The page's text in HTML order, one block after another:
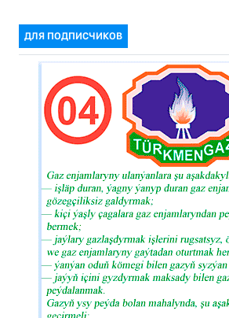
ДЛЯ ПОДПИСЧИКОВ